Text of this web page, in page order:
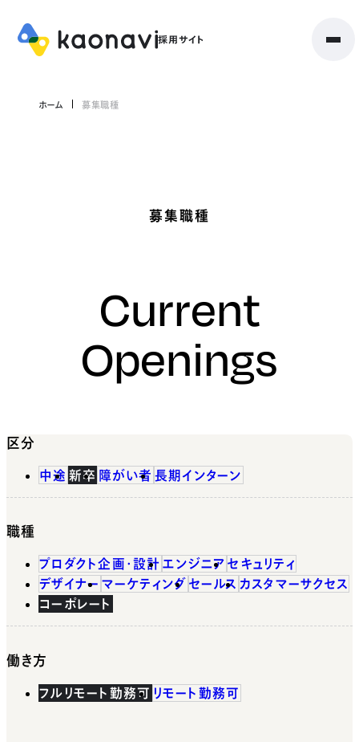
ホーム 募集職種
募集職種
Current
Openings
区分
中途 新卒 障がい者 長期インターン
職種
プロダクト企画・設計 エンジニア セキュリティ
デザイナー マーケティング セールス カスタマーサクセス
コーポレート
働き方
フルリモート勤務可 リモート勤務可